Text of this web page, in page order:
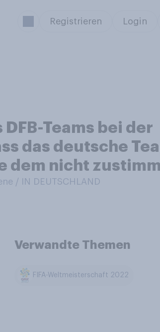
Registrieren Login
Teams bei der
das deutsche
dem nicht
/ IN DEUTSCHLAND
Verwandte Themen
FIFA-Weltmeisterschaft 2022